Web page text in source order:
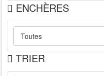
ENCHÈRES
TRIER